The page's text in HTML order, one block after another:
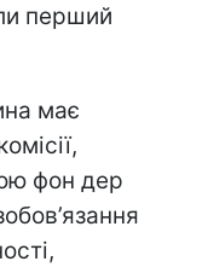
перший
має
фон дер